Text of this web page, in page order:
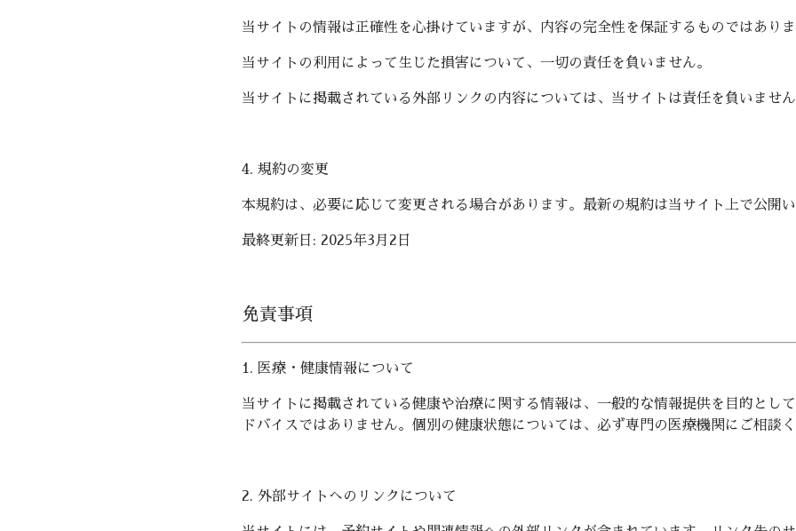
当サイトの情報は正確性を心掛けていますが、内容の完全性を保証するものではありま
当サイトの利用によって生じた損害について、一切の責任を負いません。
当サイトに掲載されている外部リンクの内容については、当サイトは責任を負いません
4. 規約の変更
本規約は、必要に応じて変更される場合があります。最新の規約は当サイト上で公開い
最終更新日: 2025年3月2日
免責事項
1. 医療・健康情報について
当サイトに掲載されている健康や治療に関する情報は、一般的な情報提供を目的とし
ドバイスではありません。個別の健康状態については、必ず専門の医療機関にご相談く
2. 外部サイトへのリンクについて